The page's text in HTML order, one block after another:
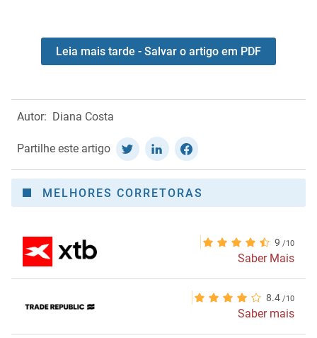
Leia mais tarde - Salvar o artigo em PDF
Autor: Diana Costa
Partilhe este artigo
MELHORES CORRETORAS
9
Saber Mais
8.4
Saber mais